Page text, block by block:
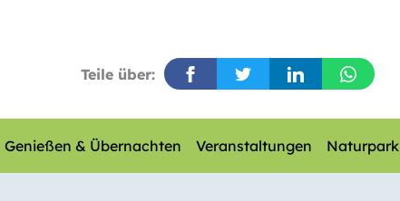
Teile über:
Genießen & Übernachten Veranstaltungen Naturpark